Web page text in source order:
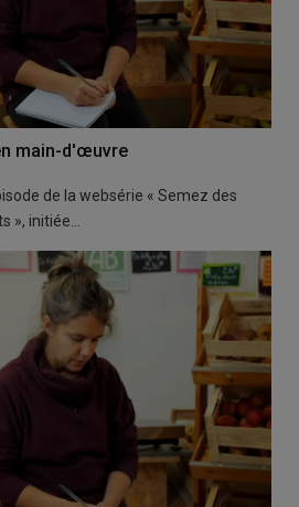
main-d'œuvre
de la websérie « Semez des
», initiée…